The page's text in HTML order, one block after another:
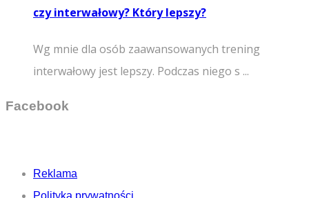
czy interwałowy? Który lepszy?
Wg mnie dla osób zaawansowanych trening
interwałowy jest lepszy. Podczas niego s ...
Facebook
Reklama